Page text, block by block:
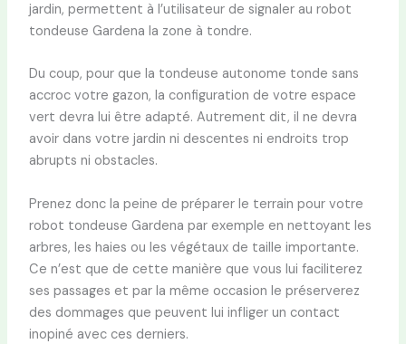
jardin, permettent à l’utilisateur de signaler au robot
tondeuse Gardena la zone à tondre.
Du coup, pour que la tondeuse autonome tonde sans
accroc votre gazon, la configuration de votre espace
vert devra lui être adapté. Autrement dit, il ne devra
avoir dans votre jardin ni descentes ni endroits trop
abrupts ni obstacles.
Prenez donc la peine de préparer le terrain pour votre
robot tondeuse Gardena par exemple en nettoyant les
arbres, les haies ou les végétaux de taille importante.
Ce n’est que de cette manière que vous lui faciliterez
ses passages et par la même occasion le préserverez
des dommages que peuvent lui infliger un contact
inopiné avec ces derniers.